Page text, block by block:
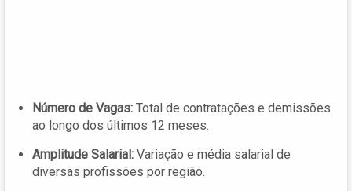
Número de Vagas: Total de contratações e demissões
ao longo dos últimos 12 meses.
Amplitude Salarial: Variação e média salarial de
diversas profissões por região.